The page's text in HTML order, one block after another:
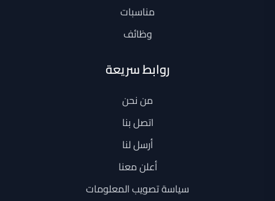
مناسبات
وظائف
روابط سريعة
من نحن
اتصل بنا
أرسل لنا
أعلن معنا
سياسة تصويب المعلومات